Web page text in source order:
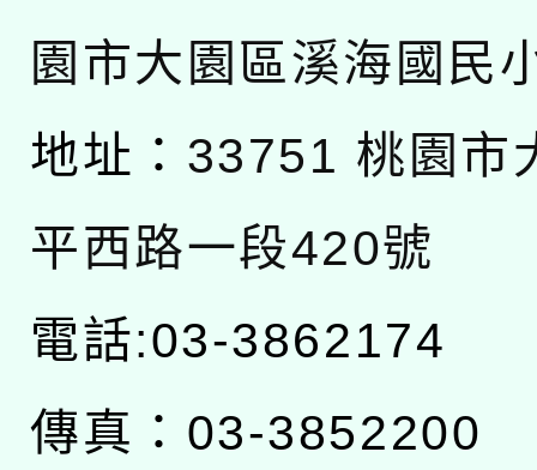
園市大園區溪海國民
地址： 33751 桃園市
平西路一段420號
電話:03-3862174
傳真：03-3852200